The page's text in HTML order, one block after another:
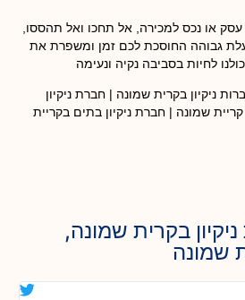
או נכס למכירה, אל תחכו ואל תהססו,
גבוהה החוסכת לכם זמן ומשפרת את
לחיות בסביבה נקיה ונעימה
ניקיון בקרית שמונה | חברת ניקיון
שמונה | חברת ניקיון בתים בקריית
בקרית שמונה,
שמונה